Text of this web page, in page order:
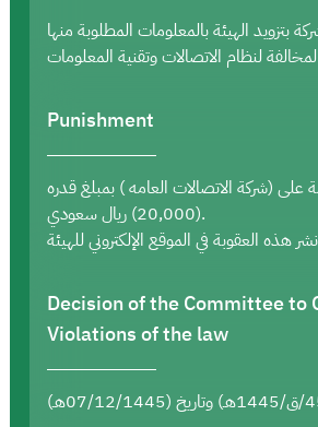
بتزويد الهيئة بالمعلومات المطلوبة منها
Punishment
على (شركة الاتصالات العامه ) بمبلغ قدره
(20,000) ريال سعودي.
Decision of the Committee to
Violations of the law